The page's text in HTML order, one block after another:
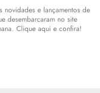
novidades e lançamentos de
desembarcaram no site
Clique aqui e confira!